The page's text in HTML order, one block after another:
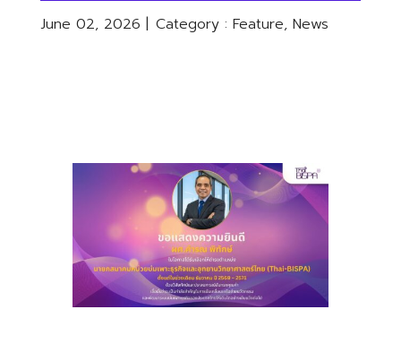
June 02, 2026 | Category : Feature, News